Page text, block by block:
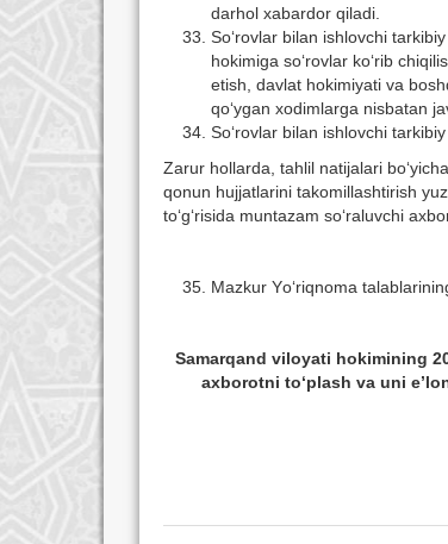
darhol xabardor qiladi.
Sо‘rovlar bilan ishlovchi
hokimiga sо‘rovlar kо‘rib
etish, davlat hokimiyati va
qо‘ygan xodimlarga nisbatan
Sо‘rovlar bilan ishlovchi
Zarur hollarda, tahlil natijalari
qonun hujjatlarini takomillashtirish
tо‘g‘risida muntazam sо‘raluvchi
Mazkur Yо‘riqnoma
Samarqand viloyati hokimining
axborotni tо‘plash va uni